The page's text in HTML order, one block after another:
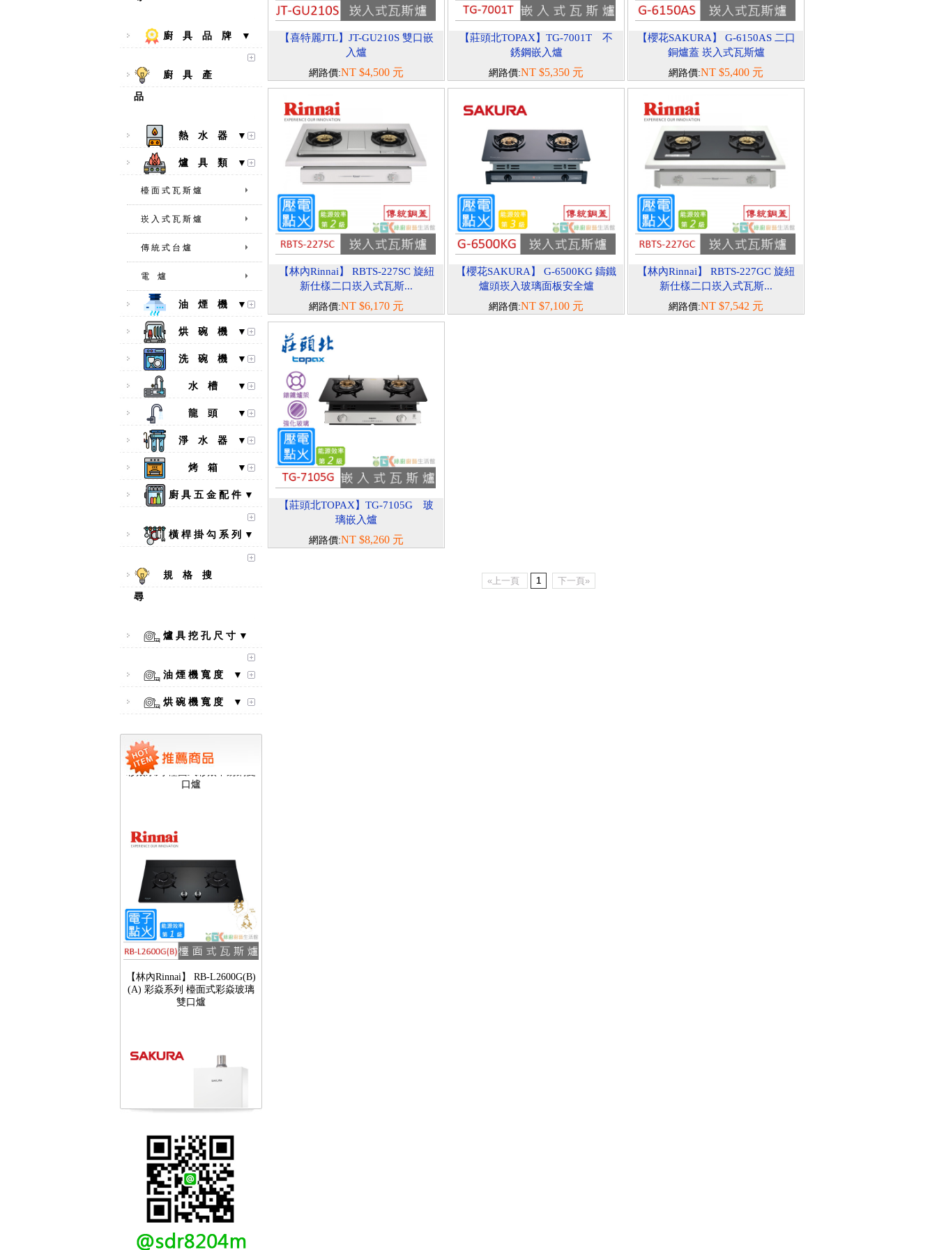
廚 具 品 牌 ▼
廚 具 產
品
熱 水 器 ▼
爐 具 類 ▼
檯 面 式 瓦 斯 爐
崁 入 式 瓦 斯 爐
傳 統 式 台 爐
電 爐
油 煙 機 ▼
烘 碗 機 ▼
洗 碗 機 ▼
水 槽 ▼
龍 頭 ▼
淨 水 器 ▼
烤 箱 ▼
廚 具 五 金 配 件 ▼
橫 桿 掛 勾 系 列 ▼
規 格 搜
尋
爐 具 挖 孔 尺 寸 ▼
油 煙 機 寬 度 ▼
烘 碗 機 寬 度 ▼
【林內Rinnai】 RB-L2600S(A)
彩焱系列 檯面式彩焱不銹鋼雙
口爐
【林內Rinnai】 RB-L2600G(B)
雙口爐
【櫻花SAKURA】 DH-1605A
16公升/分 數位恆溫 LCD溫度設
定 分段火排
【喜特麗JTL】JT-GU210S 雙口嵌
入爐
網路價:NT $4,500 元
【莊頭北TOPAX】TG-7001T 不
銹鋼嵌入爐
網路價:NT $5,350 元
【櫻花SAKURA】 G-6150AS 二口
銅爐蓋 崁入式瓦斯爐
網路價:NT $5,400 元
【林內Rinnai】 RBTS-227SC 旋紐
新仕樣二口崁入式瓦斯...
網路價:NT $6,170 元
【櫻花SAKURA】 G-6500KG 鑄鐵
爐頭崁入玻璃面板安全爐
網路價:NT $7,100 元
【林內Rinnai】 RBTS-227GC 旋紐
新仕樣二口崁入式瓦斯...
網路價:NT $7,542 元
【莊頭北TOPAX】TG-7105G 玻
璃嵌入爐
網路價:NT $8,260 元
«上一頁 1 下一頁»